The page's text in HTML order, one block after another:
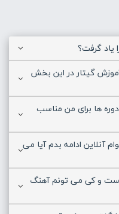
یاد گرفت؟
گیتار در این بخش
دوره ها برای من مناسب
آنلاین ادامه بدم آیا می
است و کی می تونم آهنگ